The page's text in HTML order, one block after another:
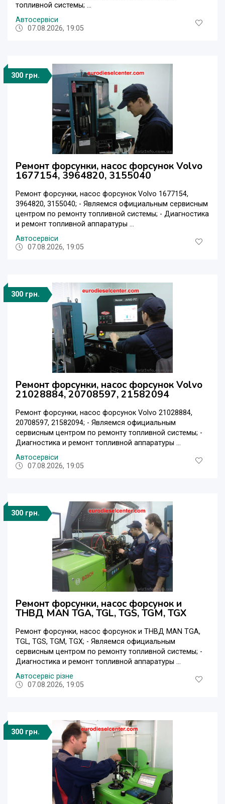
топливной системы; ...
Автосервіси
07.08.2026, 19:05
300 грн.
Ремонт форсунки, насос форсунок Volvo
1677154, 3964820, 3155040
Ремонт форсунки, насос форсунок Volvo 1677154,
3964820, 3155040; - Являемся официальным сервисным
центром по ремонту топливной системы; - Диагностика
и ремонт топливной аппаратуры ...
Автосервіси
07.08.2026, 19:05
300 грн.
Ремонт форсунки, насос форсунок Volvo
21028884, 20708597, 21582094
Ремонт форсунки, насос форсунок Volvo 21028884,
20708597, 21582094; - Являемся официальным
сервисным центром по ремонту топливной системы; -
Диагностика и ремонт топливной аппаратуры ...
Автосервіси
07.08.2026, 19:05
300 грн.
Ремонт форсунки, насос форсунок и
ТНВД MAN TGA, TGL, TGS, TGM, TGX
Ремонт форсунки, насос форсунок и ТНВД MAN TGA,
TGL, TGS, TGM, TGX; - Являемся официальным
сервисным центром по ремонту топливной системы; -
Диагностика и ремонт топливной аппаратуры ...
Автосервіс різне
07.08.2026, 19:05
300 грн.